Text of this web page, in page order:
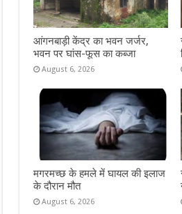
आंगनबाड़ी केंद्र का भवन जर्जर,
भवन पर घांस-फूस का कब्जा
August 6, 2026
मगरमच्छ के हमले में घायल की इलाज
के दौरान मौत
August 6, 2026